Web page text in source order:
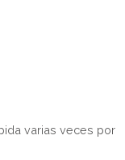
varias veces por